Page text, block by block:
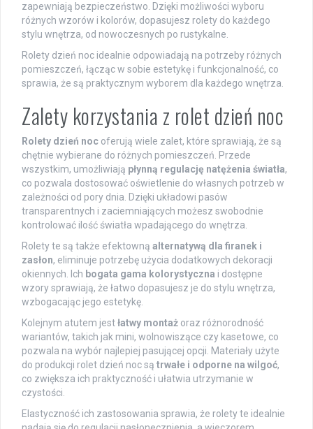
zapewniają bezpieczeństwo. Dzięki możliwości wyboru
różnych wzorów i kolorów, dopasujesz rolety do każdego
stylu wnętrza, od nowoczesnych po rustykalne.
Rolety dzień noc idealnie odpowiadają na potrzeby różnych
pomieszczeń, łącząc w sobie estetykę i funkcjonalność, co
sprawia, że są praktycznym wyborem dla każdego wnętrza.
Zalety korzystania z rolet dzień noc
Rolety dzień noc oferują wiele zalet, które sprawiają, że są
chętnie wybierane do różnych pomieszczeń. Przede
wszystkim, umożliwiają płynną regulację natężenia światła,
co pozwala dostosować oświetlenie do własnych potrzeb w
zależności od pory dnia. Dzięki układowi pasów
transparentnych i zaciemniających możesz swobodnie
kontrolować ilość światła wpadającego do wnętrza.
Rolety te są także efektowną alternatywą dla firanek i
zasłon, eliminuje potrzebę użycia dodatkowych dekoracji
okiennych. Ich bogata gama kolorystyczna i dostępne
wzory sprawiają, że łatwo dopasujesz je do stylu wnętrza,
wzbogacając jego estetykę.
Kolejnym atutem jestłatwy montaż oraz różnorodność
wariantów, takich jak mini, wolnowiszące czy kasetowe, co
pozwala na wybór najlepiej pasującej opcji. Materiały użyte
do produkcji rolet dzień noc są trwałe i odporne na wilgoć,
co zwiększa ich praktyczność i ułatwia utrzymanie w
czystości.
Elastyczność ich zastosowania sprawia, że rolety te idealnie